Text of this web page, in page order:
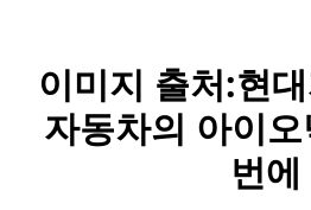
이미지 출처:현대
자동차의 아이
번에